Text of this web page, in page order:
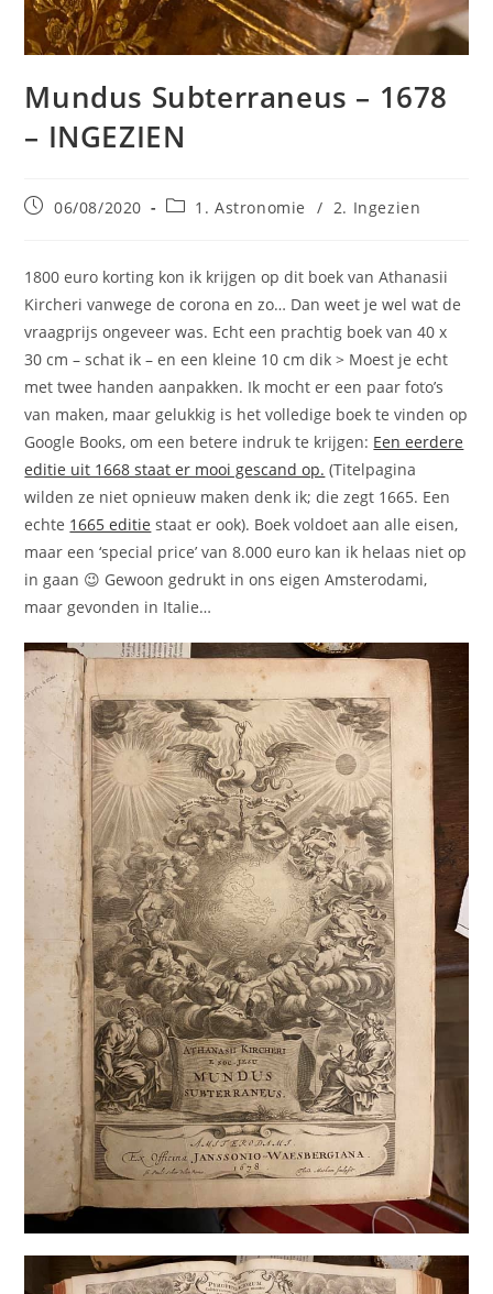
Mundus Subterraneus – 1678
– INGEZIEN
Bericht06/08/2020 Berichtcategorie:
1. Astronomie / 2. Ingezien
1800 euro korting kon ik krijgen op dit boek van Athanasii
Kircheri vanwege de corona en zo… Dan weet je wel wat de
vraagprijs ongeveer was. Echt een prachtig boek van 40 x
30 cm – schat ik – en een kleine 10 cm dik > Moest je echt
met twee handen aanpakken. Ik mocht er een paar foto’s
van maken, maar gelukkig is het volledige boek te vinden op
Google Books, om een betere indruk te krijgen: Een eerdere
editie uit 1668 staat er mooi gescand op. (Titelpagina
wilden ze niet opnieuw maken denk ik; die zegt 1665. Een
echte 1665 editie staat er ook). Boek voldoet aan alle eisen,
maar een ‘special price’ van 8.000 euro kan ik helaas niet op
in gaan 😉 Gewoon gedrukt in ons eigen Amsterodami,
maar gevonden in Italie…